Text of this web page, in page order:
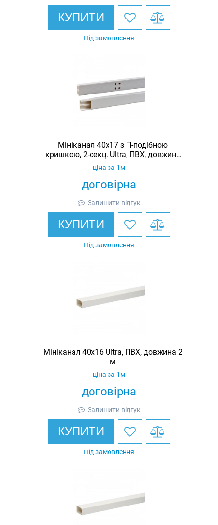
КУПИТИ
Під замовлення
Мініканал 40x17 з П-подібною
кришкою, 2-секц. Ultra, ПВХ, довжина
2 м
договірна
ціна за 1м
Залишити відгук
КУПИТИ
Під замовлення
Мініканал 40х16 Ultra, ПВХ, довжина 2
м
договірна
ціна за 1м
Залишити відгук
КУПИТИ
Під замовлення